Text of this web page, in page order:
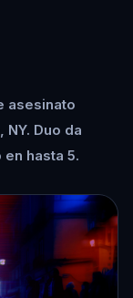
asesinato
Duo da
hasta 5.